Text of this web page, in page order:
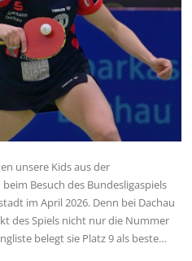
unsere Kids aus der
Besuch des Bundesligaspiels
im April 2026. Denn bei Dachau
des Spiels nicht nur die Nummer
belegt sie Platz 9 als beste…